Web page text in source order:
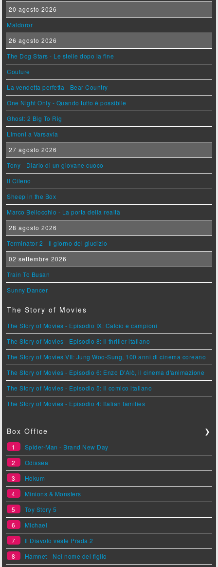
20 agosto 2026
Maldoror
26 agosto 2026
The Dog Stars - Le stelle dopo la fine
Couture
La vendetta perfetta - Bear Country
One Night Only - Quando tutto è possibile
Ghost: 2 Big To Rig
Limoni a Varsavia
27 agosto 2026
Tony - Diario di un giovane cuoco
Il Cileno
Sheep in the Box
Marco Bellocchio - La porta della realtà
28 agosto 2026
Terminator 2 - Il giorno del giudizio
02 settembre 2026
Train To Busan
Sunny Dancer
The Story of Movies
The Story of Movies - Episodio IX: Calcio e campioni
The Story of Movies - Episodio 8: Il thriller italiano
The Story of Movies VII: Jung Woo-Sung, 100 anni di cinema coreano
The Story of Movies - Episodio 6: Enzo D'Alò, il cinema d'animazione
The Story of Movies - Episodio 5: Il comico italiano
The Story of Movies - Episodio 4: Italian families
Box Office ❯
1
Spider-Man - Brand New Day
2
Odissea
3
Hokum
4
Minions & Monsters
5
Toy Story 5
6
Michael
7
Il Diavolo veste Prada 2
8
Hamnet - Nel nome del figlio